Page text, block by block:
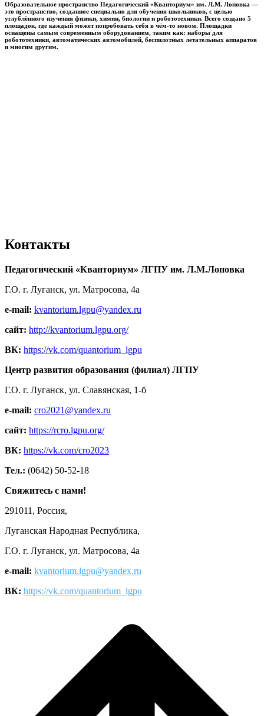
Образовательное пространство Педагогический «Кванториум» им. Л.М. Лоповка —
это пространство, созданное специально для обучения школьников, с целью
углублённого изучения физики, химии, биологии и робототехники. Всего создано 5
площадок, где каждый может попробовать себя в чём-то новом. Площадки
оснащены самым современным оборудованием, таким как: наборы для
робототехники, автоматических автомобилей, беспилотных летательных аппаратов
и многим другим.
Контакты
Педагогический «Кванториум» ЛГПУ им. Л.М.Лоповка
Г.О. г. Луганск, ул. Матросова, 4а
e-mail: kvantorium.lgpu@yandex.ru
сайт: http://kvantorium.lgpu.org/
ВК: https://vk.com/quantorium_lgpu
Центр развития образования (филиал) ЛГПУ
Г.О. г. Луганск, ул. Славянская, 1-б
e-mail: cro2021@yandex.ru
сайт: https://rcro.lgpu.org/
ВК: https://vk.com/cro2023
Тел.: (0642) 50-52-18
Свяжитесь с нами!
291011, Россия,
Луганская Народная Республика,
Г.О. г. Луганск, ул. Матросова, 4а
e-mail: kvantorium.lgpu@yandex.ru
ВК: https://vk.com/quantorium_lgpu